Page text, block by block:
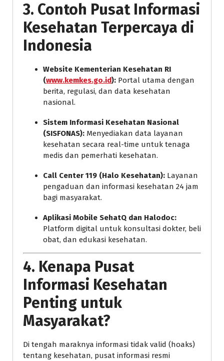
3. Contoh Pusat Informasi
Kesehatan Terpercaya di
Indonesia
Website Kementerian Kesehatan RI
(www.kemkes.go.id): Portal utama dengan
berita, regulasi, dan data kesehatan
nasional.
Sistem Informasi Kesehatan Nasional
(SISFONAS): Menyediakan data layanan
kesehatan secara real-time untuk tenaga
medis dan pemerhati kesehatan.
Call Center 119 (Halo Kesehatan): Layanan
pengaduan dan informasi kesehatan 24 jam
bagi masyarakat.
Aplikasi Mobile SehatQ dan Halodoc:
Platform digital untuk konsultasi dokter, beli
obat, dan edukasi kesehatan.
4. Kenapa Pusat
Informasi Kesehatan
Penting untuk
Masyarakat?
Di tengah maraknya informasi tidak valid (hoaks)
tentang kesehatan, pusat informasi resmi